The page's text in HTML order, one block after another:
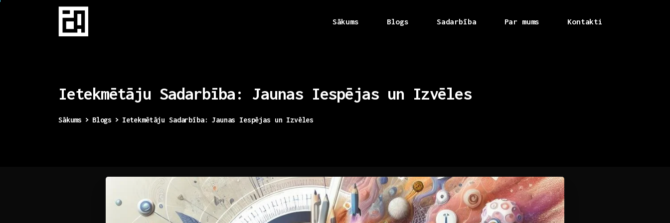
Sākums Blogs Sadarbība Par mums Kontakti
Ietekmētāju Sadarbība: Jaunas Iespējas un Izvēles
Sākums Blogs Ietekmētāju Sadarbība: Jaunas Iespējas un Izvēles